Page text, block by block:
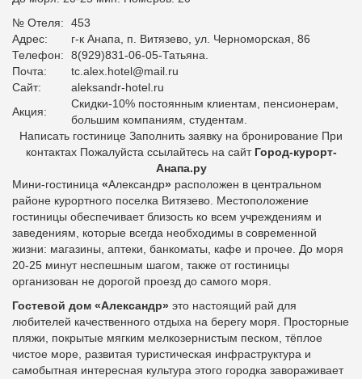
№ Отеля:
453
Адрес:
г-к Анапа, п. Витязево, ул. Черноморская, 86
Телефон:
8(929)831-06-05-Татьяна.
Почта:
tc.alex.hotel@mail.ru
Сайт:
aleksandr-hotel.ru
Акция:
Скидки-10% постоянным клиентам, пенсионерам,
большим компаниям, студентам.
Написать гостинице Заполнить заявку на бронирование При
контактах Пожалуйста ссылайтесь на сайт Город-курорт-
Анапа.ру
Мини-гостиница «Александр» расположен в центральном
районе курортного поселка Витязево. Местоположение
гостиницы обеспечивает близость ко всем учреждениям и
заведениям, которые всегда необходимы в современной
жизни: магазины, аптеки, банкоматы, кафе и прочее. До моря
20-25 минут неспешным шагом, также от гостиницы
организован не дорогой проезд до самого моря.
Гостевой дом «Александр» это настоящий рай для
любителей качественного отдыха на берегу моря. Просторные
пляжи, покрытые мягким мелкозернистым песком, тёплое
чистое море, развитая туристическая инфраструктура и
самобытная интересная культура этого городка завораживает